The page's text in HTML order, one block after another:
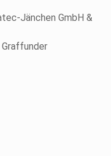
Jänchen GmbH &
Graffunder